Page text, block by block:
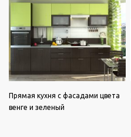
Прямая кухня с фасадами цвета
венге и зеленый